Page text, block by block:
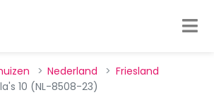
Nederland
Friesland
10 (NL-8508-23)